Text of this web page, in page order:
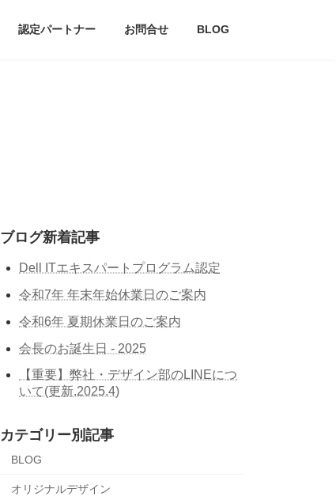
認定パートナー お問合せ BLOG
ブログ新着記事
Dell ITエキスパートプログラム認定
令和7年 年末年始休業日のご案内
令和6年 夏期休業日のご案内
会長のお誕生日 - 2025
【重要】弊社・デザイン部のLINEにつ
いて(更新.2025.4)
カテゴリー別記事
BLOG
オリジナルデザイン